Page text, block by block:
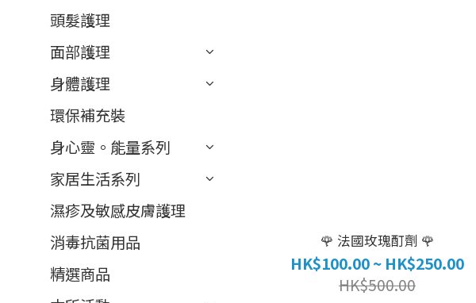
頭髮護理
面部護理
身體護理
環保補充裝
身心靈。能量系列
家居生活系列
濕疹及敏感皮膚護理
消毒抗菌用品
精選商品
🌹 法國玫瑰酊劑 🌹
HK$100.00 ~ HK$250.00
HK$500.00